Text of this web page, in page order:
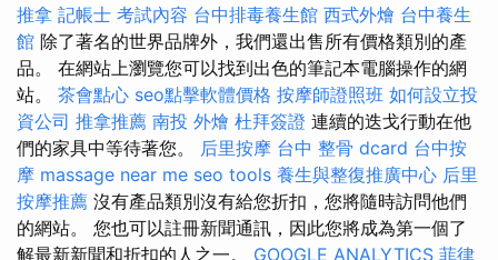
推拿 記帳士 考試內容 台中排毒養生館 西式外燴 台中養生
館 除了著名的世界品牌外，我們還出售所有價格類別的產
品。 在網站上瀏覽您可以找到出色的筆記本電腦操作的網
站。 茶會點心 seo點擊軟體價格 按摩師證照班 如何設立投
資公司 推拿推薦 南投 外燴 杜拜簽證 連續的迭戈行動在他
們的家具中等待著您。 后里按摩 台中 整骨 dcard 台中按
摩 massage near me seo tools 養生與整復推廣中心 后里
按摩推薦 沒有產品類別沒有給您折扣，您將隨時訪問他們
的網站。 您也可以註冊新聞通訊，因此您將成為第一個了
解最新新聞和折扣的人之一。 GOOGLE ANALYTICS 菲律